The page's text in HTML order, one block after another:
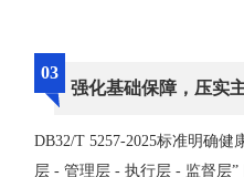
03
强化基础保障，压实
DB32/T 5257-2025标准明确
层 - 管理层 - 执行层 - 监督层